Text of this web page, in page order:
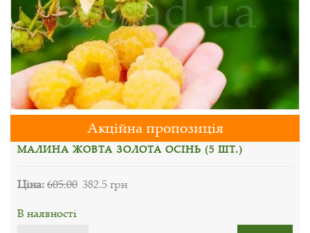
Акційна пропозиція
МАЛИНА ЖОВТА ЗОЛОТА ОСІНЬ (5 ШТ.)
Ціна:605.00 382.5 грн
В наявності